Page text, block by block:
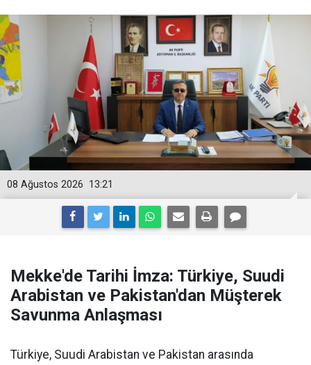
13:21
08 Ağustos 2026
Mekke'de Tarihi İmza: Türkiye, Suudi
Arabistan ve Pakistan'dan Müşterek
Savunma Anlaşması
Türkiye, Suudi Arabistan ve Pakistan arasında